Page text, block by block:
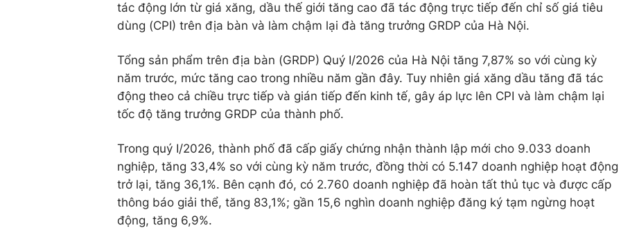
tác động lớn từ giá xăng, dầu thế giới tăng cao đã tác động trực tiếp đến chỉ số giá tiêu
dùng (CPI) trên địa bàn và làm chậm lại đà tăng trưởng GRDP của Hà Nội.
Tổng sản phẩm trên địa bàn (GRDP) Quý I/2026 của Hà Nội tăng 7,87% so với cùng kỳ
năm trước, mức tăng cao trong nhiều năm gần đây. Tuy nhiên giá xăng dầu tăng đã tác
động theo cả chiều trực tiếp và gián tiếp đến kinh tế, gây áp lực lên CPI và làm chậm lại
tốc độ tăng trưởng GRDP của thành phố.
Trong quý I/2026, thành phố đã cấp giấy chứng nhận thành lập mới cho 9.033 doanh
nghiệp, tăng 33,4% so với cùng kỳ năm trước, đồng thời có 5.147 doanh nghiệp hoạt động
trở lại, tăng 36,1%. Bên cạnh đó, có 2.760 doanh nghiệp đã hoàn tất thủ tục và được cấp
thông báo giải thể, tăng 83,1%; gần 15,6 nghìn doanh nghiệp đăng ký tạm ngừng hoạt
động, tăng 6,9%.